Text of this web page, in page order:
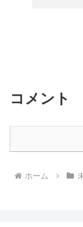
コメント
ホーム